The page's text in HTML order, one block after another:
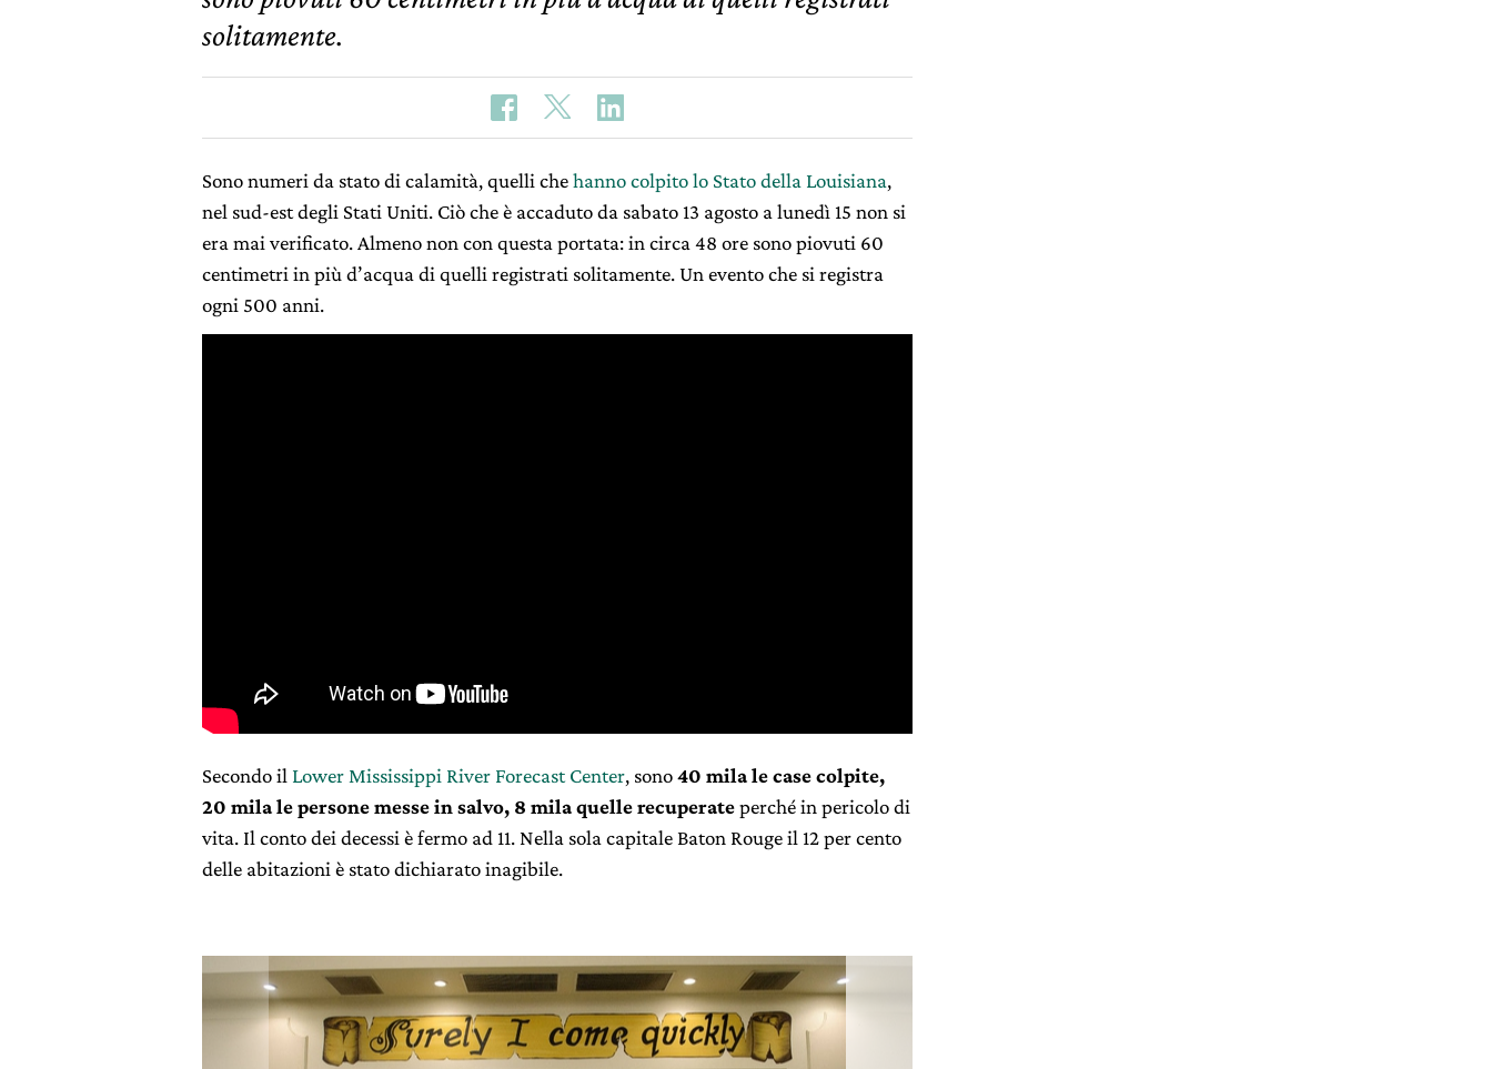
solitamente.
Sono numeri da stato di calamità, quelli chehanno colpito lo Stato della Louisiana,
nel sud-est degli Stati Uniti. Ciò che è accaduto da sabato 13 agosto a lunedì 15 non si
era mai verificato. Almeno non con questa portata: in circa 48 ore sono piovuti 60
centimetri in più d’acqua di quelli registrati solitamente. Un evento che si registra
ogni 500 anni.
Secondo il Lower Mississippi River Forecast Center, sono40 mila le case colpite,
20 mila le persone messe in salvo, 8 mila quelle recuperateperché in pericolo di
vita. Il conto dei decessi è fermo ad 11. Nella sola capitale Baton Rouge il 12 per cento
delle abitazioni è stato dichiarato inagibile.